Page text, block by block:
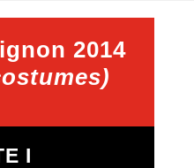
2014
I